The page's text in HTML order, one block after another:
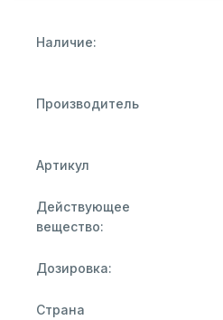
Наличие:
Производитель
Артикул
Действующее
вещество:
Дозировка:
Страна